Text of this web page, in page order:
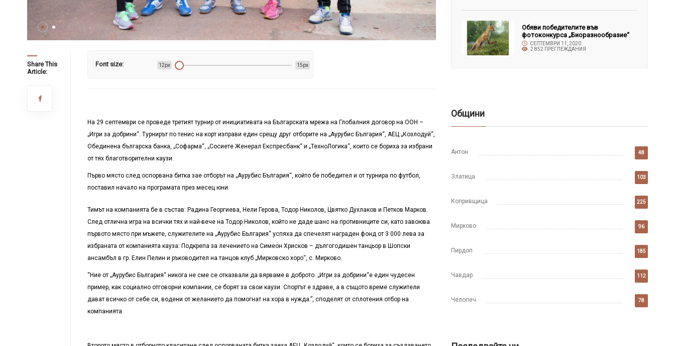
Share This
Article:
Font size: 12px 15px
На 29 септември се проведе третият турнир от инициативата на Българската мрежа на Глобалния договор на ООН –
„Игри за добрини“. Турнирът по тенис на корт изправи един срещу друг отборите на „Аурубис България“, АЕЦ „Козлодуй“,
Обединена българска банка, „Софарма“, „Сосиете Женерал Експресбанк“ и „ТехноЛогика“, които се бориха за избрани
от тях благотворителни каузи.
Първо място след оспорвана битка зае отборътна „Аурубис България“, който бе победител и от турнира по футбол,
поставил начало на програмата през месец юни.
Тимът на компанията бе в състав: Радина Георгиева, Нели Герова, Тодор Николов, Цвятко Духлаков и Петков Марков.
След отлична игра на всички тях и най-вече на Тодор Николов, който не даде шанс на противниците си, като завоюва
първото място при мъжете, служителите на „Аурубис България“ успяха да спечелят награден фонд от 3 000 лева за
избраната от компанията кауза: Подкрепа за лечението на Симеон Хрисков – дългогодишен танцьор в Шопски
ансамбъл в гр. Елин Пелин и ръководител на танцов клуб „Мирковско хоро“, с. Мирково.
“Ние от „Аурубис България“ никога не сме се отказвали да вярваме в доброто. „Игри за добрини“е един чудесен
пример, как социално отговорни компании, се борят за свои каузи. Спортът е здраве, а в същото време служители
дават всичко от себе си, водени от желанието да помогнат на хора в нужда.”, споделят от сплотения отбор на
компанията.
Обяви победителите във
фотоконкурса „Биоразнообразие“
СЕПТЕМВРИ 11, 2020
2 852 ПРЕГЛЕЖДАНИЯ
Общини
Антон 48
Златица 103
Копривщица 225
Мирково 96
Пирдоп 185
Чавдар 112
Челопеч 78